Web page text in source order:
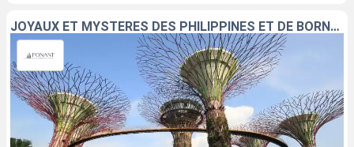
JOYAUX ET MYSTÈRES DES PHILIPPINES ET DE BORNÉO